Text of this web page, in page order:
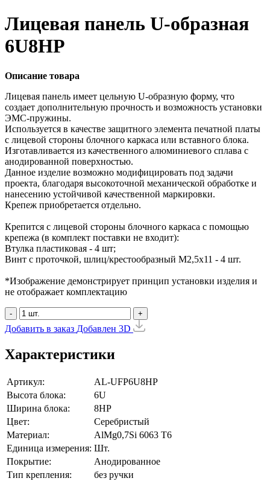
Лицевая панель U-образная
6U8HP
Описание товара
Лицевая панель имеет цельную U-образную форму, что
создает дополнительную прочность и возможность установки
ЭМС-пружины.
Используется в качестве защитного элемента печатной платы
с лицевой стороны блочного каркаса или вставного блока.
Изготавливается из качественного алюминиевого сплава с
анодированной поверхностью.
Данное изделие возможно модифицировать под задачи
проекта, благодаря высокоточной механической обработке и
нанесению устойчивой качественной маркировки.
Крепеж приобретается отдельно.
Крепится с лицевой стороны блочного каркаса с помощью
крепежа (в комплект поставки не входит):
Втулка пластиковая - 4 шт;
Винт с проточкой, шлиц/крестообразный М2,5х11 - 4 шт.
*Изображение демонстрирует принцип установки изделия и
не отображает комплектацию
- +
Добавить в заказ Добавлен 3D
Характеристики
Артикул:
AL-UFP6U8HP
Высота блока:
6U
Ширина блока:
8HP
Цвет:
Серебристый
Материал:
AlMg0,7Si 6063 Т6
Единица измерения: Шт.
Покрытие:
Анодированное
Тип крепления:
без ручки